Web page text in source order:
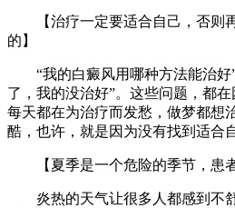
【治疗一定要适合自己，否则
的】
“我的白癜风用哪种方法能治好
了，我的没治好”。这些问题，都
每天都在为治疗而发愁，做梦都想
酷，也许，就是因为没有找到适合
【夏季是一个危险的季节，患者
炎热的天气让很多人都感到不